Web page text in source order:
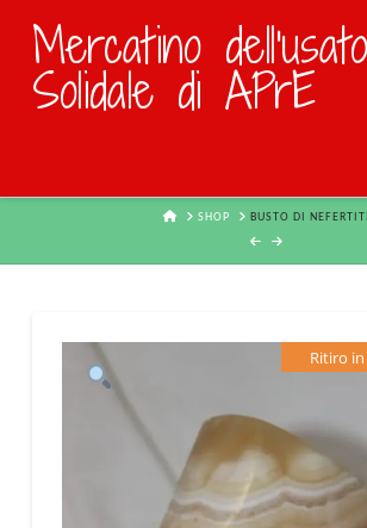
Mercatino dell'usato
Solidale di APrE
HOMESHOP BUSTO DI NEFERTITI
Ritiro